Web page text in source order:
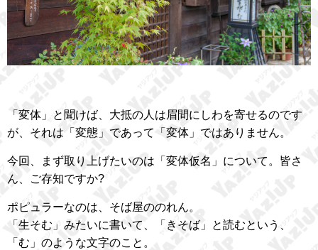
「変体」と聞けば、大抵の人は眉間にしわを寄せるのです
が、それは「変態」であって「変体」ではありません。
今回、まず取り上げたいのは「変体仮名」について。皆さ
ん、ご存知ですか?
ポピュラーなのは、そば屋ののれん。
「生そむ」みたいに書いて、「きそば」と読むという、
「む」のような文字のこと。